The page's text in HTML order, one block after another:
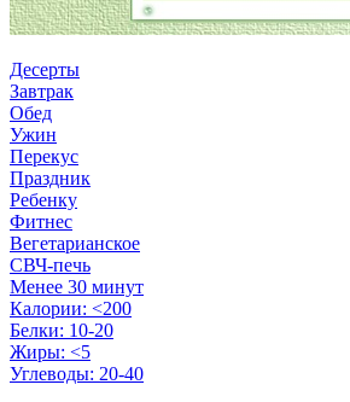
Десерты
Завтрак
Обед
Ужин
Перекус
Праздник
Ребенку
Фитнес
Вегетарианское
СВЧ-печь
Менее 30 минут
Калории: <200
Белки: 10-20
Жиры: <5
Углеводы: 20-40